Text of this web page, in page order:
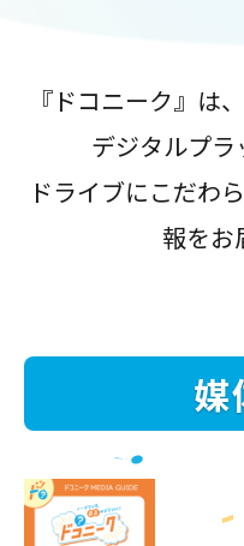
『ドコニーク』は
デジタルプラ
ドライブにこだわ
報をお
媒